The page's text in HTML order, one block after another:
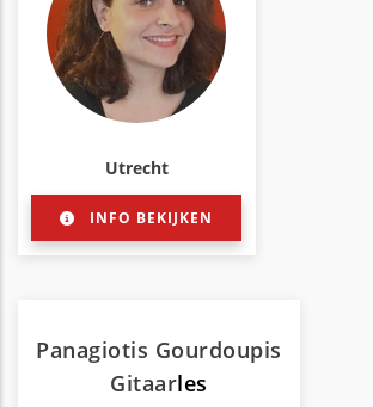
Utrecht
INFO BEKIJKEN
Panagiotis Gourdoupis
Gitaarles